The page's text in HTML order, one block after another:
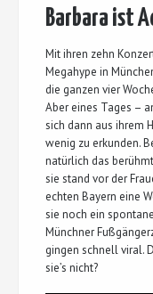
Barbara ist
Mit ihren zehn
Megahype in
die ganzen vier
Aber eines Tages –
sich dann aus ihrem
wenig zu erkunden.
natürlich das
sie stand vor der
echten Bayern eine
sie noch ein
Münchner
gingen schnell viral.
sie’s nicht?